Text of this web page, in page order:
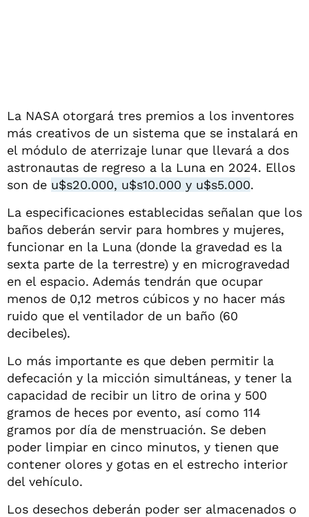
La NASA otorgará tres premios a los inventores
más creativos de un sistema que se instalará en
el módulo de aterrizaje lunar que llevará a dos
astronautas de regreso a la Luna en 2024. Ellos
son de u$s20.000, u$s10.000 y u$s5.000.
La especificaciones establecidas señalan que los
baños deberán servir para hombres y mujeres,
funcionar en la Luna (donde la gravedad es la
sexta parte de la terrestre) y en microgravedad
en el espacio. Además tendrán que ocupar
menos de 0,12 metros cúbicos y no hacer más
ruido que el ventilador de un baño (60
decibeles).
Lo más importante es que deben permitir la
defecación y la micción simultáneas, y tener la
capacidad de recibir un litro de orina y 500
gramos de heces por evento, así como 114
gramos por día de menstruación. Se deben
poder limpiar en cinco minutos, y tienen que
contener olores y gotas en el estrecho interior
del vehículo.
Los desechos deberán poder ser almacenados o